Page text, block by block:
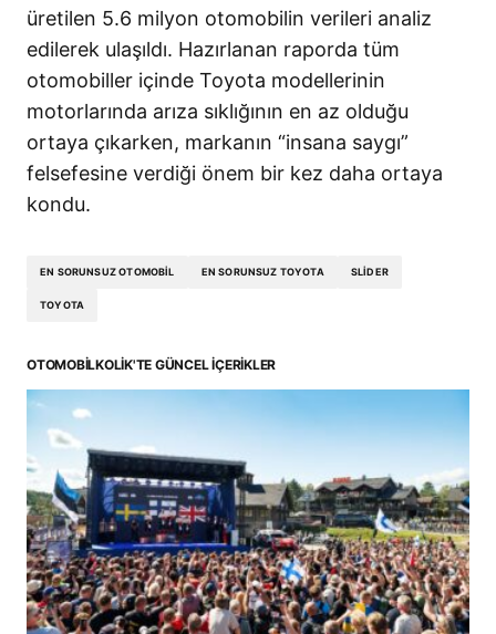
üretilen 5.6 milyon otomobilin verileri analiz
edilerek ulaşıldı. Hazırlanan raporda tüm
otomobiller içinde Toyota modellerinin
motorlarında arıza sıklığının en az olduğu
ortaya çıkarken, markanın “insana saygı”
felsefesine verdiği önem bir kez daha ortaya
kondu.
EN SORUNSUZ OTOMOBIL EN SORUNSUZ TOYOTA SLIDER
TOYOTA
OTOMOBILKOLIK'TE GÜNCEL İÇERIKLER